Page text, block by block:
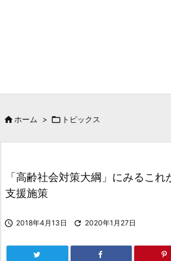
 ホーム >  トピックス
「高齢社会対策大綱」にみるこ
支援施策
 2018年4月13日  2020年1月27日